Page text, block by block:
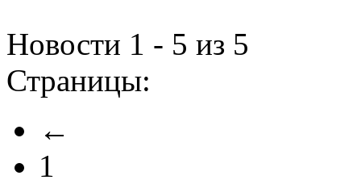
Новости 1 - 5 из 5
Страницы:
←
1